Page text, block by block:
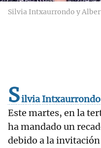
Silvia Intxaurrondo y
Silvia Intxaurrondo
Este martes, en la
ha mandado un
debido a la invitación